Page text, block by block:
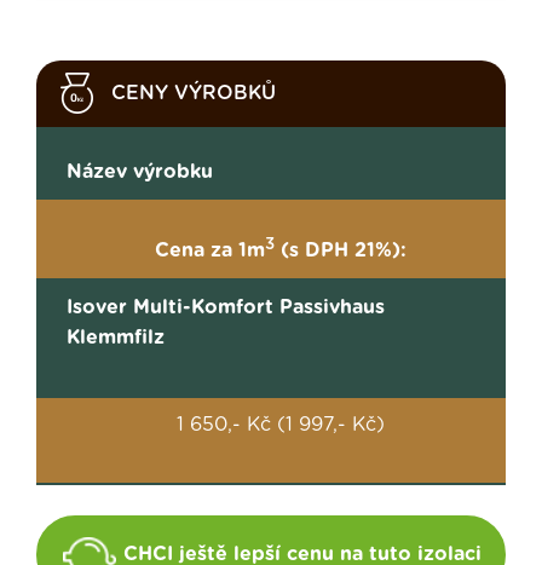
CENY VÝROBKŮ
Název výrobku
Cena za 1m3(s DPH 21%):
Isover Multi-Komfort Passivhaus
Klemmfilz
1 650,- Kč (1 997,- Kč)
CHCI ještě lepší cenu na tuto izolaci